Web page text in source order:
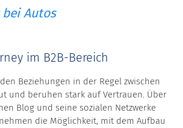
bei Autos
im B2B-Bereich
Beziehungen in der Regel zwischen
und beruhen stark auf Vertrauen. Über
Blog und seine sozialen Netzwerke
die Möglichkeit, mit dem Aufbau